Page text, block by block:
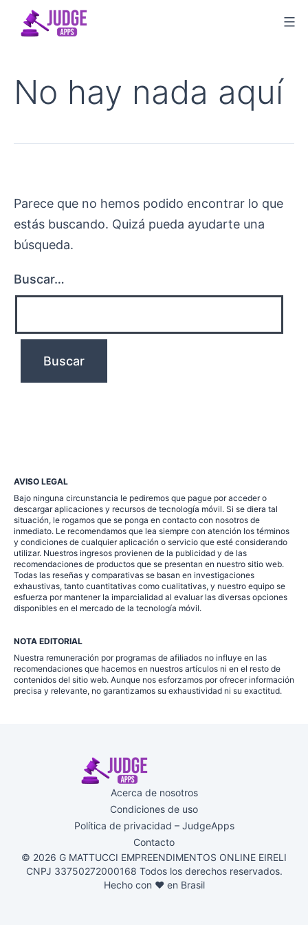
Saltar
No hay nada aquí
Parece que no hemos podido encontrar lo que
estás buscando. Quizá pueda ayudarte una
búsqueda.
Buscar…
AVISO LEGAL
Bajo ninguna circunstancia le pediremos que pague por acceder o
descargar aplicaciones y recursos de tecnología móvil. Si se diera tal
situación, le rogamos que se ponga en contacto con nosotros de
inmediato. Le recomendamos que lea siempre con atención los términos
y condiciones de cualquier aplicación o servicio que esté considerando
utilizar. Nuestros ingresos provienen de la publicidad y de las
recomendaciones de productos que se presentan en nuestro sitio web.
Todas las reseñas y comparativas se basan en investigaciones
exhaustivas, tanto cuantitativas como cualitativas, y nuestro equipo se
esfuerza por mantener la imparcialidad al evaluar las diversas opciones
disponibles en el mercado de la tecnología móvil.
NOTA EDITORIAL
Nuestra remuneración por programas de afiliados no influye en las
recomendaciones que hacemos en nuestros artículos ni en el resto de
contenidos del sitio web. Aunque nos esforzamos por ofrecer información
precisa y relevante, no garantizamos su exhaustividad ni su exactitud.
Acerca de nosotros
Condiciones de uso
Política de privacidad – JudgeApps
Contacto
© 2026 G MATTUCCI EMPREENDIMENTOS ONLINE EIRELI
CNPJ 33750272000168 Todos los derechos reservados.
Hecho con ♥ en Brasil